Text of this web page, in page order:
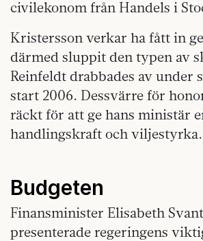
civilekonom från Handels i
Kristersson verkar ha fått in
därmed sluppit den typen av
Reinfeldt drabbades av under
start 2006. Dessvärre för
räckt för att ge hans ministär
handlingskraft och viljestyrka.
Budgeten
Finansminister Elisabeth
presenterade regeringens